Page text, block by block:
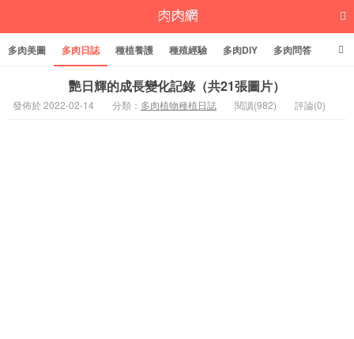
多肉美圖 多肉日誌 種植養護 種殖經驗 多肉DIY 多肉問答
多肉標籤
艷日輝的成長變化記錄（共21張圖片）
發佈於 2022-02-14 分類： 多肉植物種植日誌 閱讀(982) 評論(0)